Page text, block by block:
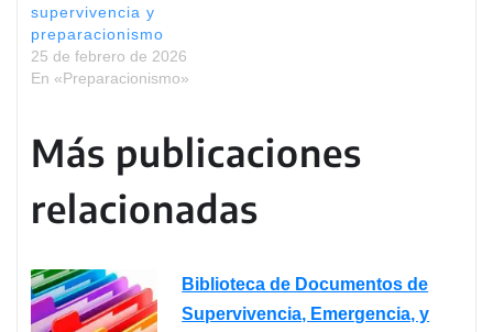
supervivencia y
preparacionismo
25 de febrero de 2026
En «Preparacionismo»
Más publicaciones
relacionadas
Biblioteca de Documentos de
Supervivencia, Emergencia, y